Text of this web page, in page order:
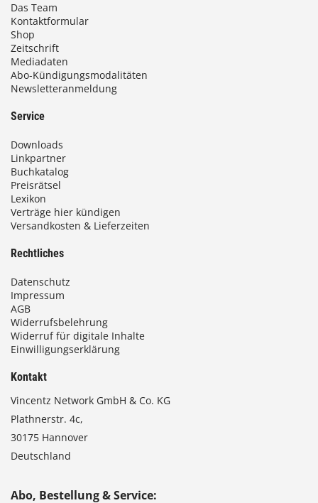
Das Team
Kontaktformular
Shop
Zeitschrift
Mediadaten
Abo-Kündigungsmodalitäten
Newsletteranmeldung
Service
Downloads
Linkpartner
Buchkatalog
Preisrätsel
Lexikon
Verträge hier kündigen
Versandkosten & Lieferzeiten
Rechtliches
Datenschutz
Impressum
AGB
Widerrufsbelehrung
Widerruf für digitale Inhalte
Einwilligungserklärung
Kontakt
Vincentz Network GmbH & Co. KG
Plathnerstr. 4c,
30175 Hannover
Deutschland
Abo, Bestellung & Service: